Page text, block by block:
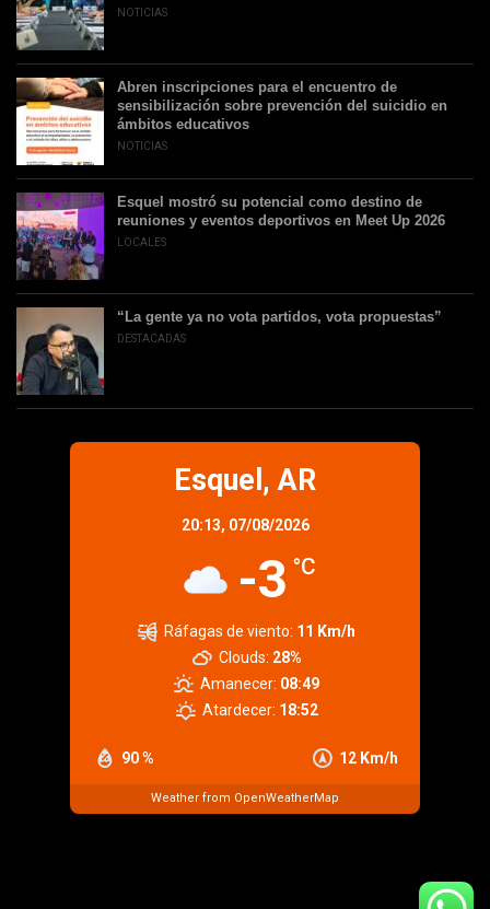
NOTICIAS
Abren inscripciones para el encuentro de
sensibilización sobre prevención del suicidio en
ámbitos educativos
NOTICIAS
Esquel mostró su potencial como destino de
reuniones y eventos deportivos en Meet Up 2026
LOCALES
“La gente ya no vota partidos, vota propuestas”
DESTACADAS
Esquel, AR
20:13, 07/08/2026
-3 °C
90 % 12 Km/h
Ráfagas de viento: 11 Km/h
Clouds: 28%
Amanecer: 08:49
Atardecer: 18:52
Weather from OpenWeatherMap